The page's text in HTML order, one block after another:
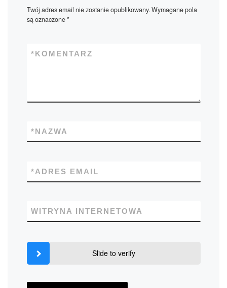
Twój adres email nie zostanie opublikowany.Wymagane pola
są oznaczone*
KOMENTARZ
*
NAZWA
*
ADRES EMAIL
*
WITRYNA INTERNETOWA
Slide to verify